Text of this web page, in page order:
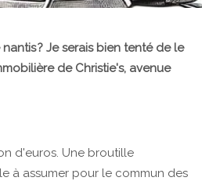
? Je serais bien tenté de le
de Christie's, avenue
d'euros. Une broutille
à assumer pour le commun des